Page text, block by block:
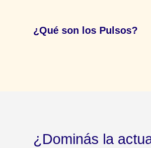
¿Qué son los Pulsos?
¿Dominás la